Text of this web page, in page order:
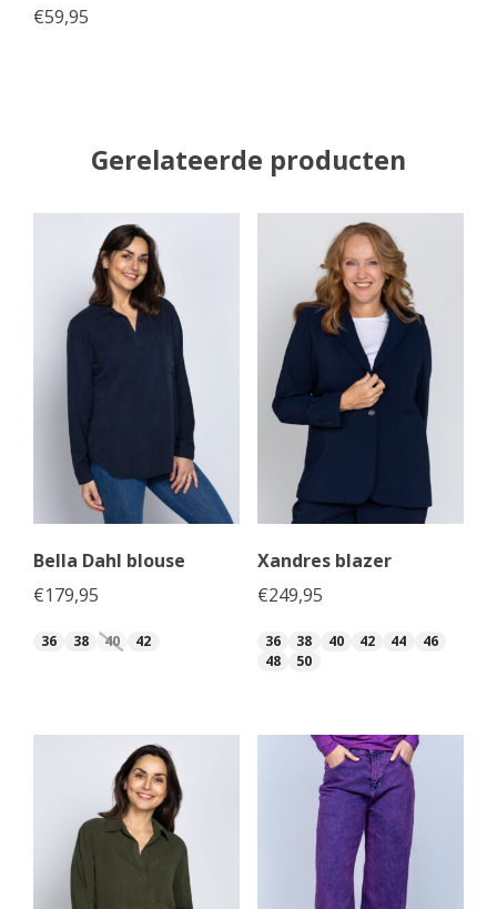
€59,95
Gerelateerde producten
Bella Dahl blouse
€179,95
36 38 40 42
Xandres blazer
€249,95
36 38 40 42 44
46
48
50